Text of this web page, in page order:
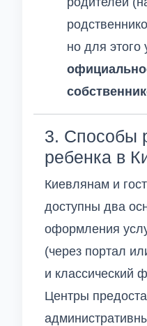
но для этого
3. Способы
ребенка в
Киевлянам и
доступны два
оформления
(через портал
и классический
Центры